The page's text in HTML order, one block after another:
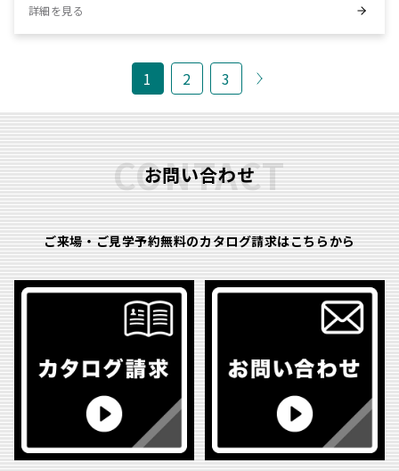
詳細を見る
1 2 3
CONTACT
お問い合わせ
ご来場・ご見学予約無料のカタログ請求はこちらから